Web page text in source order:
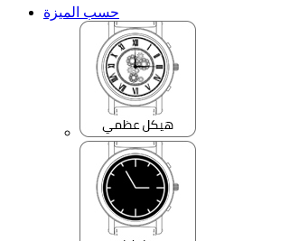
حسب الميزة